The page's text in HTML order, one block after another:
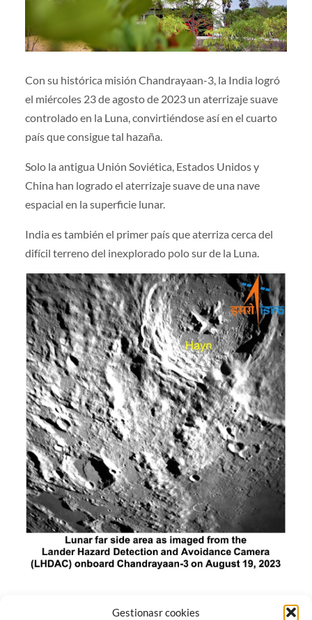
Gestionasr cookies
Con su histórica misión Chandrayaan-3, la India logró
el miércoles 23 de agosto de 2023 un aterrizaje suave
controlado en la Luna, convirtiéndose así en el cuarto
país que consigue tal hazaña.
Solo la antigua Unión Soviética, Estados Unidos y
China han logrado el aterrizaje suave de una nave
espacial en la superficie lunar.
India es también el primer país que aterriza cerca del
difícil terreno del inexplorado polo sur de la Luna.